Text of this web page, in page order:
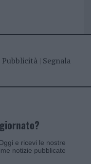
Pubblicità| Segnala
e ricevi le nostre
notizie pubblicate